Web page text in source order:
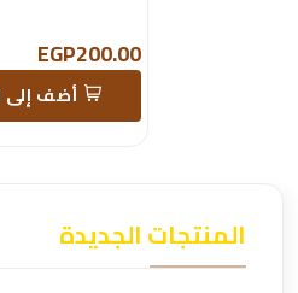
EGP200.00
أضف إلى
المنتجات الجديدة